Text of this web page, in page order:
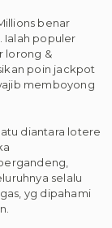
benar
Ialah populer
lorong &
poin jackpot
memboyong
diantara lotere
selalu
yg dipahami